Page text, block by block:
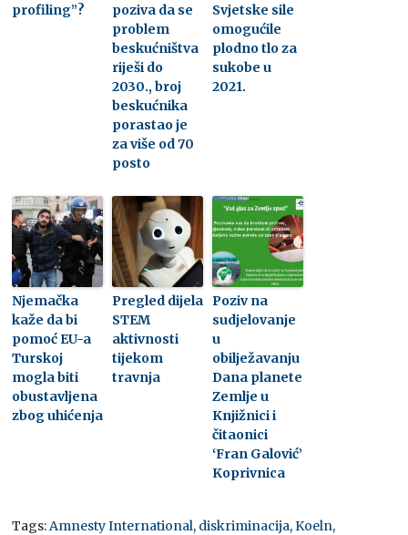
profiling”?
poziva da se
problem
beskućništva
riješi do
2030., broj
beskućnika
porastao je
za više od 70
posto
Svjetske sile
omogućile
plodno tlo za
sukobe u
2021.
Njemačka
kaže da bi
pomoć EU-a
Turskoj
mogla biti
obustavljena
zbog uhićenja
Pregled dijela
STEM
aktivnosti
tijekom
travnja
Poziv na
sudjelovanje
u
obilježavanju
Dana planete
Zemlje u
Knjižnici i
čitaonici
‘Fran Galović’
Koprivnica
Tags:Amnesty International, diskriminacija,Koeln,